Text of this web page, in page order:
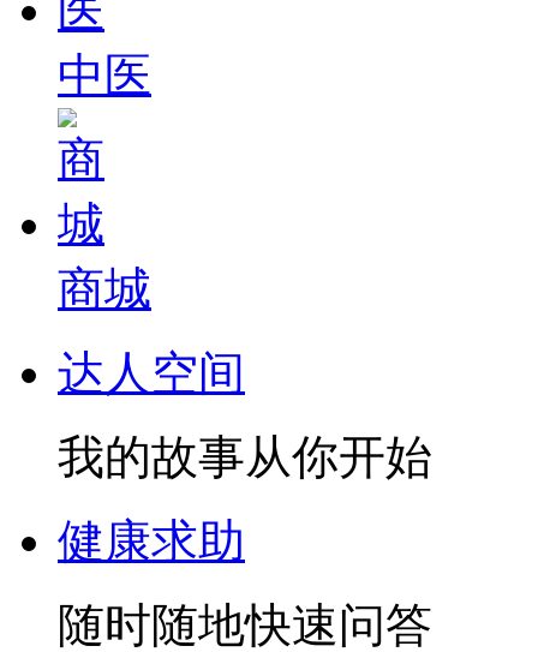
中医
商城
达人空间
我的故事从你开始
健康求助
随时随地快速问答